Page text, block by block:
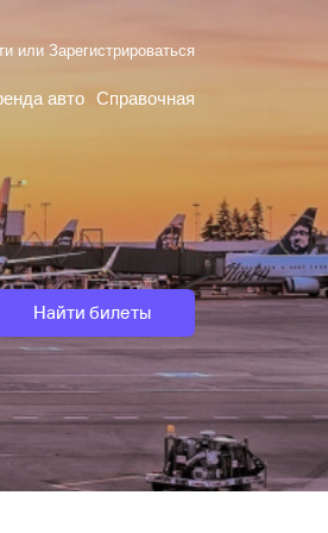
или Зарегистрироваться
авто Справочная
Найти билеты